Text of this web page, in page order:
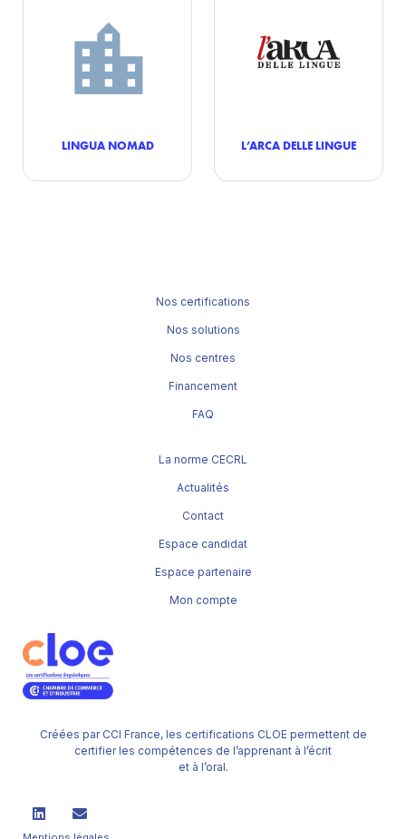
LINGUA NOMAD L’ARCA DELLE LINGUE
Créées par CCI France, les certifications CLOE permettent de
certifier les compétences de l’apprenant à l’écrit
et à l’oral.
Nos certifications
Nos solutions
Nos centres
Financement
FAQ
La norme CECRL
Actualités
Contact
Espace candidat
Espace partenaire
Mon compte